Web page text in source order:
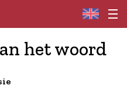
Home
het woord